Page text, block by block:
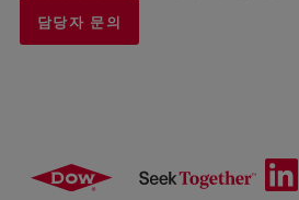
담당자 문의